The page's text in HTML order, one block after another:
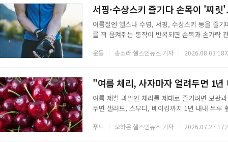
서핑·수상스키 즐기다 손목이 '찌
여름철엔 헬스나 수영, 서핑, 수상스키 등을 즐
를 꽉 움켜쥐는 동작이 반복되면 손목과 손가락
담당하는 주요 말초 신경인 정중신경이 압박받
운동 송소라 헬스인뉴스 기자 2026.08.03
"여름 체리, 사자마자 얼려두면 1
여름 제철 과일인 체리를 제대로 즐기려면 보관
두면 샐러드, 스무디, 베이킹까지 1년 내내 두루
내는 항산화 성분인 안토시아닌은 콜레스테롤
푸드 오하은 헬스인뉴스 기자 2026.07.27